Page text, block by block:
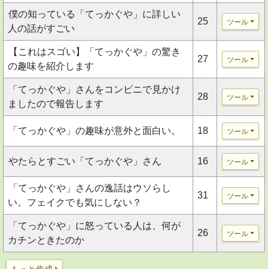
僕の知っている「てっかぐや」に詳しい
人の話がすごい
25 ツール
【これはスゴい】「てっかぐや」の驚き
の趣味を紹介します
27 ツール
「てっかぐや」さんをコンビニで見かけ
ましたので報告します
28 ツール
「てっかぐや」の趣味が意外と面白い。 18 ツール
やたらとすごい「てっかぐや」さん 16 ツール
「てっかぐや」さんの逸話はウソらし
い。フェイクでも気にしない？
31 ツール
「てっかぐや」に怒っている人は、何が
カチンときたのか
26 ツール